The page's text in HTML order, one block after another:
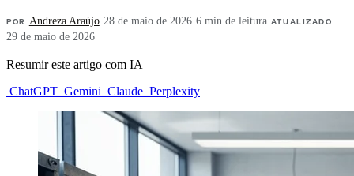
POR Andreza Araújo·28 de maio de 2026·6 min de leitura·ATUALIZADO
29 de maio de 2026
Resumir este artigo com IA
ChatGPT Gemini Claude Perplexity